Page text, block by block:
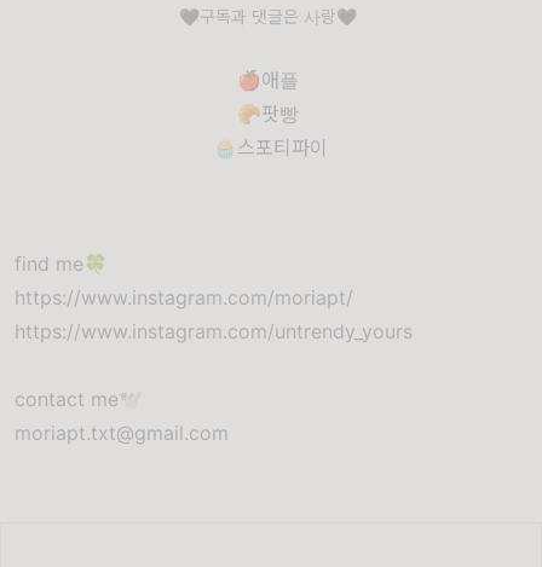
🖤구독과 댓글은 사랑🖤
🍎애플
🥐팟빵
🧁스포티파이
find me🍀
https://www.instagram.com/moriapt/
https://www.instagram.com/untrendy_yours
contact me🕊️
moriapt.txt@gmail.com